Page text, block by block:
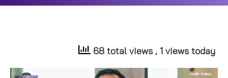
68 total views , 1 views today